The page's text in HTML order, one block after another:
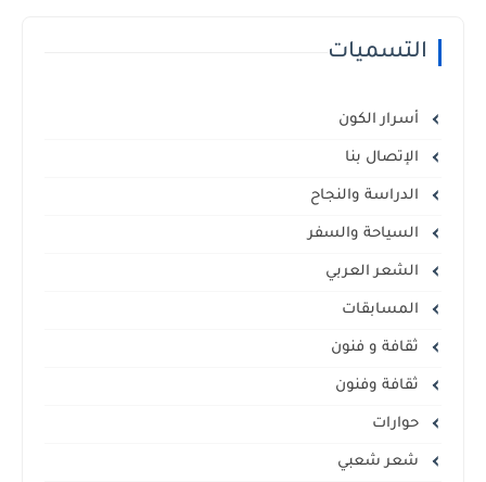
التسميات
أسرار الكون
الإتصال بنا
الدراسة والنجاح
السياحة والسفر
الشعر العربي
المسابقات
ثقافة و فنون
ثقافة وفنون
حوارات
شعر شعبي